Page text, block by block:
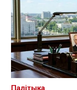
Палітыка